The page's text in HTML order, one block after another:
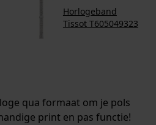
Horlogeband
Tissot T605049323
qua formaat om je pols
print en pas functie!